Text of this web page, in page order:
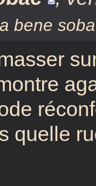
bene
quelle